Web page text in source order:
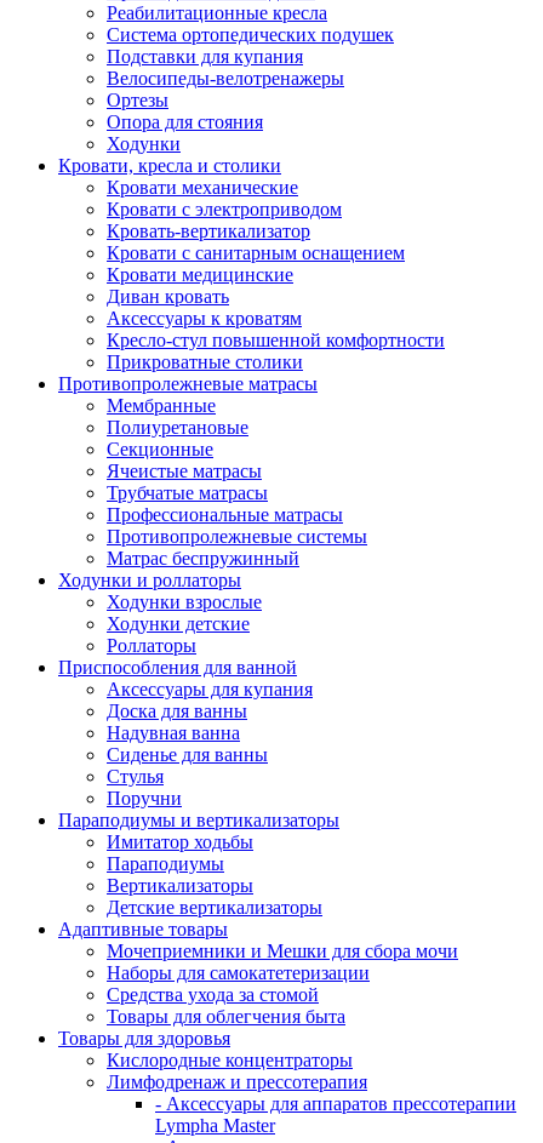
Реабилитационные кресла
Система ортопедических подушек
Подставки для купания
Велосипеды-велотренажеры
Ортезы
Опора для стояния
Ходунки
Кровати, кресла и столики
Кровати механические
Кровати с электроприводом
Кровать-вертикализатор
Кровати с санитарным оснащением
Кровати медицинские
Диван кровать
Аксессуары к кроватям
Кресло-стул повышенной комфортности
Прикроватные столики
Противопролежневые матрасы
Мембранные
Полиуретановые
Секционные
Ячеистые матрасы
Трубчатые матрасы
Профессиональные матрасы
Противопролежневые системы
Матрас беспружинный
Ходунки и роллаторы
Ходунки взрослые
Ходунки детские
Роллаторы
Приспособления для ванной
Аксессуары для купания
Доска для ванны
Надувная ванна
Сиденье для ванны
Стулья
Поручни
Параподиумы и вертикализаторы
Имитатор ходьбы
Параподиумы
Вертикализаторы
Детские вертикализаторы
Адаптивные товары
Мочеприемники и Мешки для сбора мочи
Наборы для самокатетеризации
Средства ухода за стомой
Товары для облегчения быта
Товары для здоровья
Кислородные концентраторы
Лимфодренаж и прессотерапия
- Аксессуары для аппаратов прессотерапии
Lympha Master